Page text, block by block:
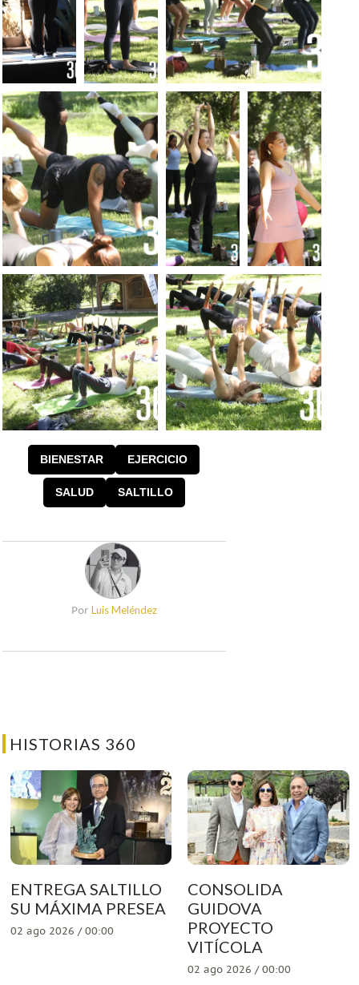
FOTO:
LUIS
MELENDEZ
FOTO:
LUIS
MELENDEZ
FOTO:
LUIS
MELENDEZ
FOTO:
LUIS
MELENDEZ
FOTO: LUIS
MELENDEZ
FOTO: LUIS
MELENDEZ
MELENDEZ
MELENDEZ
BIENESTAR EJERCICIO
SALUD SALTILLO
Por Luis Meléndez
HISTORIAS 360
ENTREGA SALTILLO
SU MÁXIMA PRESEA
02 ago 2026 / 00:00
CONSOLIDA
GUIDOVA
PROYECTO
VITÍCOLA
02 ago 2026 / 00:00